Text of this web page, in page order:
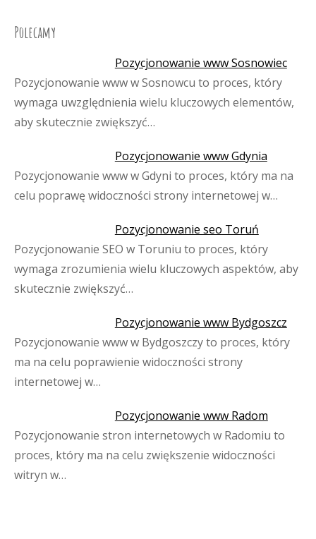
Polecamy
Pozycjonowanie www Sosnowiec
Pozycjonowanie www w Sosnowcu to proces, który
wymaga uwzględnienia wielu kluczowych elementów,
aby skutecznie zwiększyć…
Pozycjonowanie www Gdynia
Pozycjonowanie www w Gdyni to proces, który ma na
celu poprawę widoczności strony internetowej w…
Pozycjonowanie seo Toruń
Pozycjonowanie SEO w Toruniu to proces, który
wymaga zrozumienia wielu kluczowych aspektów, aby
skutecznie zwiększyć…
Pozycjonowanie www Bydgoszcz
Pozycjonowanie www w Bydgoszczy to proces, który
ma na celu poprawienie widoczności strony
internetowej w…
Pozycjonowanie www Radom
Pozycjonowanie stron internetowych w Radomiu to
proces, który ma na celu zwiększenie widoczności
witryn w…